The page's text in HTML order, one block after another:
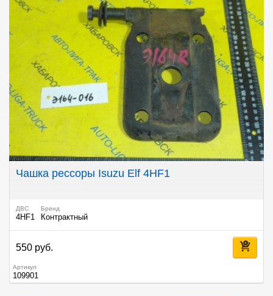
Чашка рессоры Isuzu Elf 4HF1
ДВС
4HF1
Бренд
Контрактный
550 руб.
Артикул
109901